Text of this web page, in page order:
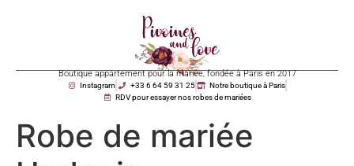
Boutique appartement pour la mariée, fondée à Paris en 2017
Instagram +33 6 64 59 31 25
Notre boutique à Paris
RDV pour essayer nos robes de mariées
Robe de mariée